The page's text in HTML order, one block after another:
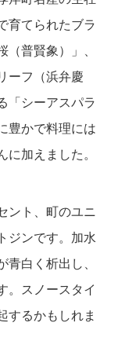
育てられたブラ
普賢象）」、
ーフ（浜弁慶
「シーアスパラ
豊かで料理には
加えました。
ント、町のユニ
ジンです。加水
白く析出し、
。スノースタイ
するかもしれま